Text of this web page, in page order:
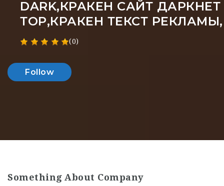
DARK,КРАКЕН САЙТ
ТОР,КРАКЕН ТЕКСТ
(0)
Follow
Something About Company